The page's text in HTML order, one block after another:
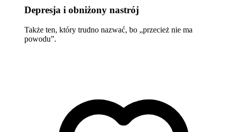
Depresja i obniżony nastrój
Także ten, który trudno nazwać, bo „przecież nie ma
powodu”.